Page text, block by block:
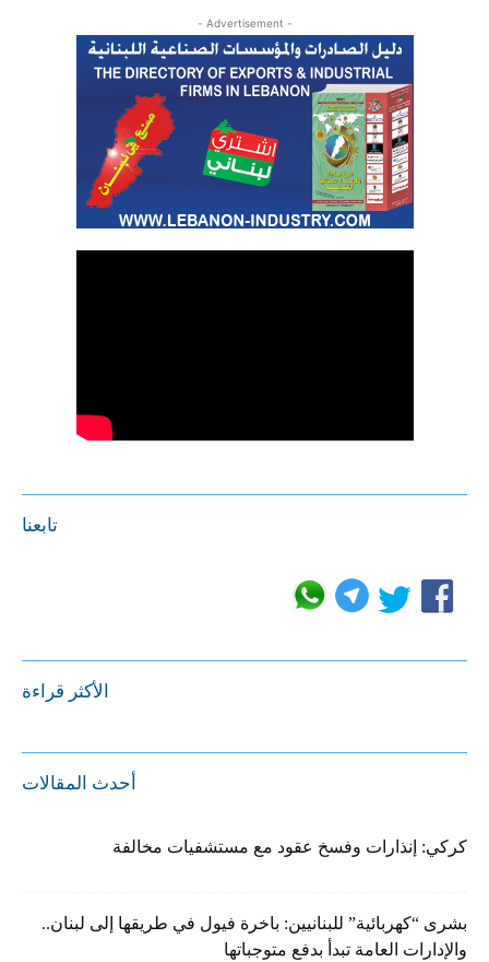
- Advertisement -
تابعنا
الأكثر قراءة
أحدث المقالات
كركي: إنذارات وفسخ عقود مع مستشفيات مخالفة
بشرى “كهربائية” للبنانيين: باخرة فيول في طريقها إلى لبنان..
والإدارات العامة تبدأ بدفع متوجباتها